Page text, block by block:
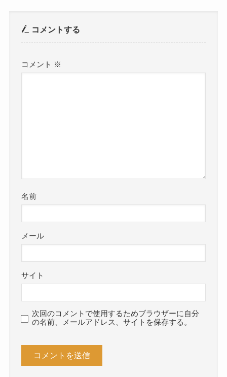
コメントする
コメント ※
名前
メール
サイト
次回のコメントで使用するためブラウザーに自分
の名前、メールアドレス、サイトを保存する。